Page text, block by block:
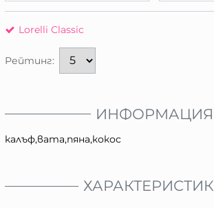
Lorelli Classic
Рейтинг:
ИНФОРМАЦИЯ
калъф,вата,пяна,кокос